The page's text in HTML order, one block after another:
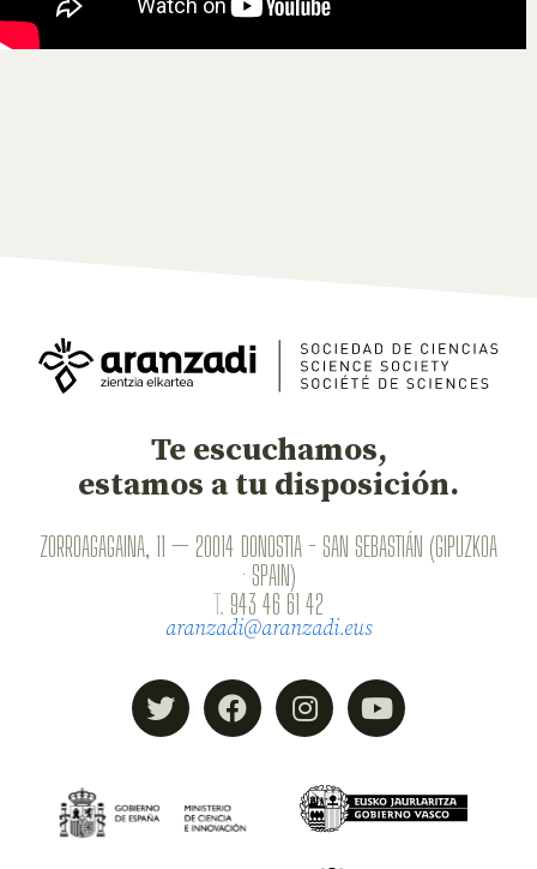
Te escuchamos,
estamos a tu disposición.
ZORROAGAGAINA, 11 — 20014 DONOSTIA - SAN SEBASTIÁN (GIPUZKOA
· SPAIN)
T. 943 46 61 42
aranzadi@aranzadi.eus